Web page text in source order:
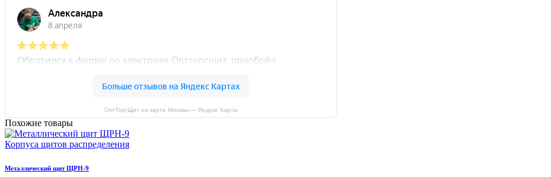
ОптТоргЩит на карте Москвы — Яндекс Карты
Похожие товары
Корпуса щитов распределения
Металлический щит ЩРН-9